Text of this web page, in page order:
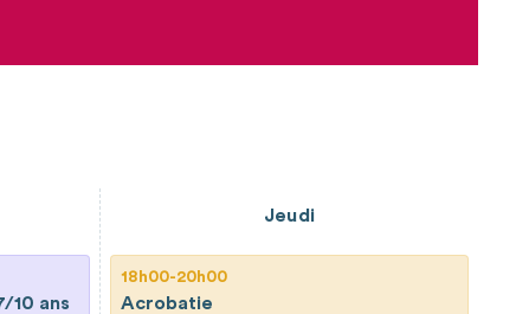
10 ans
Jeudi
18h00-20h00
Acrobatie